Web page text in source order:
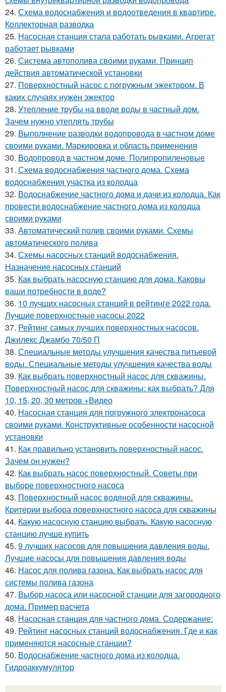
24. Схема водоснабжения и водоотведения в квартире.
Коллекторная разводка
25. Насосная станция стала работать рывками. Агрегат
работает рывками
26. Система автополива своими руками. Принцип
действия автоматической установки
27. Поверхностный насос с погружным эжектором. В
каких случаях нужен эжектор
28. Утепление трубы на вводе воды в частный дом.
Зачем нужно утеплять трубы
29. Выполнение разводки водопровода в частном доме
своими руками. Маркировка и область применения
30. Водопровод в частном доме. Полипропиленовые
31. Схема водоснабжения частного дома. Схема
водоснабжения участка из колодца
32. Водоснабжение частного дома и дачи из колодца. Как
провести водоснабжение частного дома из колодца
своими руками
33. Автоматический полив своими руками. Схемы
автоматического полива
34. Схемы насосных станций водоснабжения.
Назначение насосных станций
35. Как выбрать насосную станцию для дома. Каковы
ваши потребности в воде?
36. 10 лучших насосных станций в рейтинге 2022 года.
Лучшие поверхностные насосы 2022
37. Рейтинг самых лучших поверхностных насосов.
Джилекс Джамбо 70/50 П
38. Специальные методы улучшения качества питьевой
воды. Специальные методы улучшения качества воды
39. Как выбрать поверхностный насос для скважины.
Поверхностный насос для скважины: как выбрать? Для
10, 15, 20, 30 метров +Видео
40. Насосная станция для погружного электронасоса
своими руками. Конструктивные особенности насосной
установки
41. Как правильно установить поверхностный насос.
Зачем он нужен?
42. Как выбрать насос поверхностный. Советы при
выборе поверхностного насоса
43. Поверхностный насос водяной для скважины.
Критерии выбора поверхностного насоса для скважины
44. Какую насосную станцию выбрать. Какую насосную
станцию лучше купить
45. 9 лучших насосов для повышения давления воды.
Лучшие насосы для повышения давления воды
46. Насос для полива газона. Как выбрать насос для
системы полива газона
47. Выбор насоса или насосной станции для загородного
дома. Пример расчета
48. Насосная станция для частного дома. Содержание:
49. Рейтинг насосных станций водоснабжения. Где и как
применяются насосные станции?
50. Водоснабжение частного дома из колодца.
Гидроаккумулятор